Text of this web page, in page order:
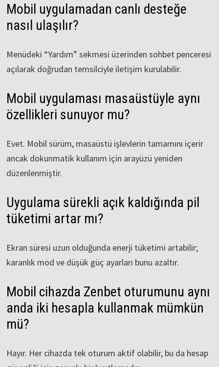
Mobil uygulamadan canlı desteğe
nasıl ulaşılır?
Menüdeki “Yardım” sekmesi üzerinden sohbet penceresi
açılarak doğrudan temsilciyle iletişim kurulabilir.
Mobil uygulaması masaüstüyle aynı
özellikleri sunuyor mu?
Evet. Mobil sürüm, masaüstü işlevlerin tamamını içerir
ancak dokunmatik kullanım için arayüzü yeniden
düzenlenmiştir.
Uygulama sürekli açık kaldığında pil
tüketimi artar mı?
Ekran süresi uzun olduğunda enerji tüketimi artabilir;
karanlık mod ve düşük güç ayarları bunu azaltır.
Mobil cihazda Zenbet oturumunu aynı
anda iki hesapla kullanmak mümkün
mü?
Hayır. Her cihazda tek oturum aktif olabilir, bu da hesap